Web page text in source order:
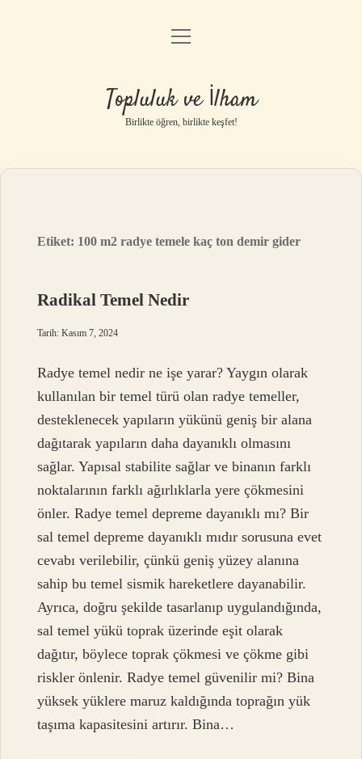
Anasayfa
Gizlilik Politikası
Yasal Uyarı
menüyü
Topluluk ve İlham
Birlikte öğren, birlikte keşfet!
Etiket: 100 m2 radye temele kaç ton demir gider
Radikal Temel Nedir
Tarih: Kasım 7, 2024
Radye temel nedir ne işe yarar? Yaygın olarak
kullanılan bir temel türü olan radye temeller,
desteklenecek yapıların yükünü geniş bir alana
dağıtarak yapıların daha dayanıklı olmasını
sağlar. Yapısal stabilite sağlar ve binanın farklı
noktalarının farklı ağırlıklarla yere çökmesini
önler. Radye temel depreme dayanıklı mı? Bir
sal temel depreme dayanıklı mıdır sorusuna evet
cevabı verilebilir, çünkü geniş yüzey alanına
sahip bu temel sismik hareketlere dayanabilir.
Ayrıca, doğru şekilde tasarlanıp uygulandığında,
sal temel yükü toprak üzerinde eşit olarak
dağıtır, böylece toprak çökmesi ve çökme gibi
riskler önlenir. Radye temel güvenilir mi? Bina
yüksek yüklere maruz kaldığında toprağın yük
taşıma kapasitesini artırır. Bina…